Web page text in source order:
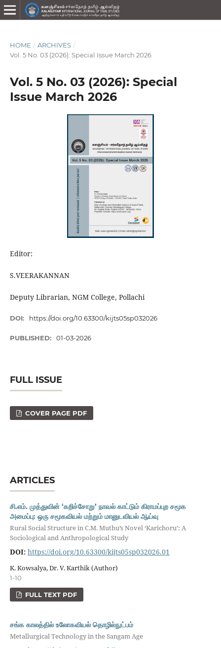
HOME / ARCHIVES /
Vol. 5 No. 03 (2026): Special Issue March 2026
Vol. 5 No. 03 (2026): Special
Issue March 2026
Editor:
S.VEERAKANNAN
Deputy Librarian, NGM College, Pollachi
DOI: https://doi.org/10.63300/kijts05sp032026
PUBLISHED: 01-03-2026
FULL ISSUE
COVER PAGE PDF
ARTICLES
சி.எம். முத்துவின் ‘கறிச்சோறு’ நாவல் காட்டும் கிராமப்புற சமூக
அமைப்பு: ஒரு சமூகவியல் மற்றும் மானுடவியல் ஆய்வு
Rural Social Structure in C.M. Muthu’s Novel ‘Karichoru’: A
Sociological and Anthropological Study
DOI: https://doi.org/10.63300/kijts05sp032026.01
K. Kowsalya, Dr. V. Karthik (Author)
1-10
FULL TEXT PDF
சங்க காலத்தில் உலோகவியல் தொழில்நுட்பம்
Metallurgical Technology in the Sangam Age